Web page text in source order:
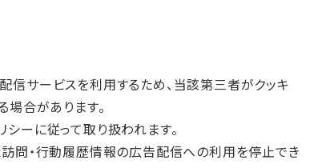
サービスを利用するため、当該第三者がクッキ
合があります。
ーに従って取り扱われます。
問・行動履歴情報の広告配信への利用を停止でき